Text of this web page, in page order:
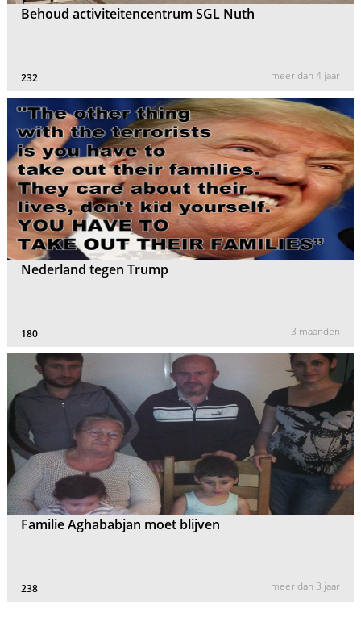
Behoud activiteitencentrum SGL Nuth
232 meer dan 4 jaar
Nederland tegen Trump
180 3 maanden
Familie Aghababjan moet blijven
238 meer dan 3 jaar